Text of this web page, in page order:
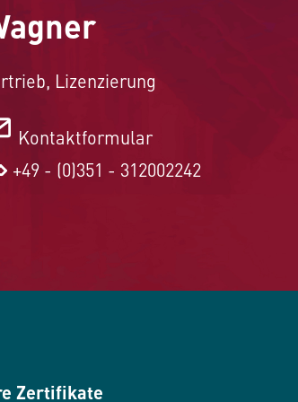
Lizenzierung
Kontaktformular
+49 - (0)351 - 312002242
Zertifikate